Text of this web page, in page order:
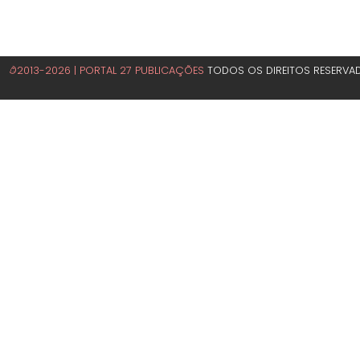
©2013-2026 | PORTAL 27 PUBLICAÇÕES TODOS OS DIREITOS